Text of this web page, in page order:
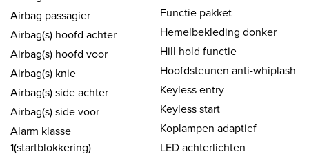
Airbag passagier
Airbag(s) hoofd achter
Airbag(s) hoofd voor
Airbag(s) knie
Airbag(s) side achter
Airbag(s) side voor
Alarm klasse
1(startblokkering)
Functie pakket
Hemelbekleding donker
Hill hold functie
Hoofdsteunen anti-whiplash
Keyless entry
Keyless start
Koplampen adaptief
LED achterlichten